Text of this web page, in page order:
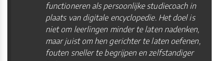
functioneren als persoonlijke studiecoach in
plaats van digitale encyclopedie. Het doel is
niet om leerlingen minder te laten nadenken,
maar juist om hen gerichter te laten oefenen,
fouten sneller te begrijpen en zelfstandiger